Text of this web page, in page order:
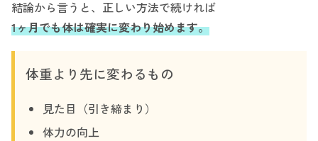
結論から言うと、正しい方法で続ければ
1ヶ月でも体は確実に変わり始めます。
体重より先に変わるもの
見た目（引き締まり）
体力の向上